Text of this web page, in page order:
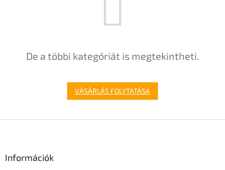
De a többi kategóriát is megtekintheti.
VÁSÁRLÁS FOLYTATÁSA
Információk